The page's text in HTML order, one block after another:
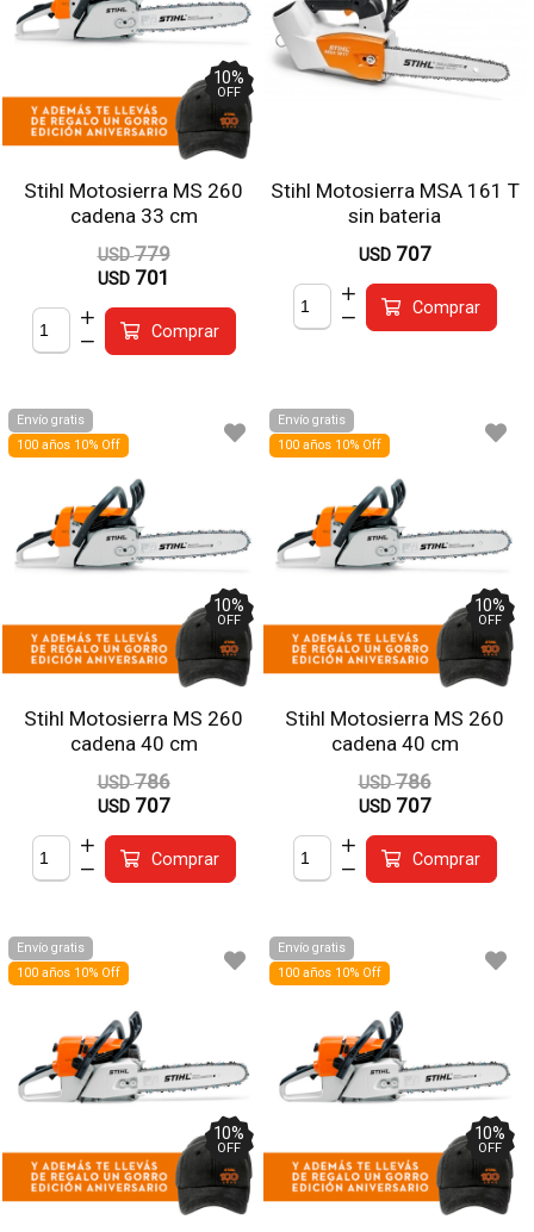
Stihl Motosierra MS 260
cadena 33 cm
10%
OFF
USD 779
USD 701
Comprar
Stihl Motosierra MSA 161 T
sin bateria
USD 707
Comprar
Envío gratis
100 años 10% Off
Stihl Motosierra MS 260
cadena 40 cm
10%
OFF
USD 786
USD 707
Comprar
Envío gratis
100 años 10% Off
Stihl Motosierra MS 260
cadena 40 cm
10%
OFF
USD 786
USD 707
Comprar
Envío gratis
100 años 10% Off
10%
OFF
Envío gratis
100 años 10% Off
10%
OFF